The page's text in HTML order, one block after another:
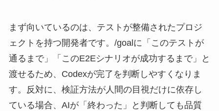
まず向いているのは、テストが整備されたプロジ
ェクトを持つ開発者です。/goalに「このテストが
通るまで」「このE2Eシナリオが成功するまで」と
渡せるため、Codexが完了を判断しやすくなりま
す。反対に、検証方法が人間の目視だけに依存し
ている場合、AIが「終わった」と判断しても品質